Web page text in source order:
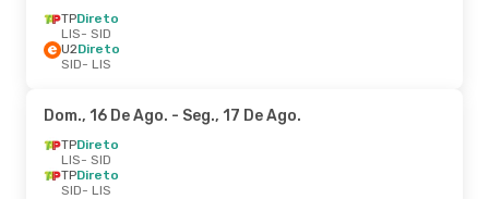
TPDireto
LIS- SID
U2Direto
SID- LIS
Dom., 16 De Ago. - Seg., 17 De Ago.
TPDireto
LIS- SID
TPDireto
SID- LIS